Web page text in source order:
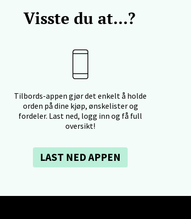
Visste du at...?
Tilbords-appen gjør det enkelt å holde
orden på dine kjøp, ønskelister og
fordeler. Last ned, logg inn og få full
oversikt!
LAST NED APPEN
Straume
- Sirkus Shopping